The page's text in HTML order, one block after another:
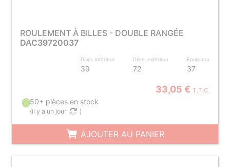
ROULEMENT À BILLES - DOUBLE RANGÉE
DAC39720037
Diam. intérieur
39
Diam. extérieur
72
Epaisseur
37
33,05 € T.T.C.
50+ pièces en stock
(il y a un jour )
AJOUTER AU PANIER